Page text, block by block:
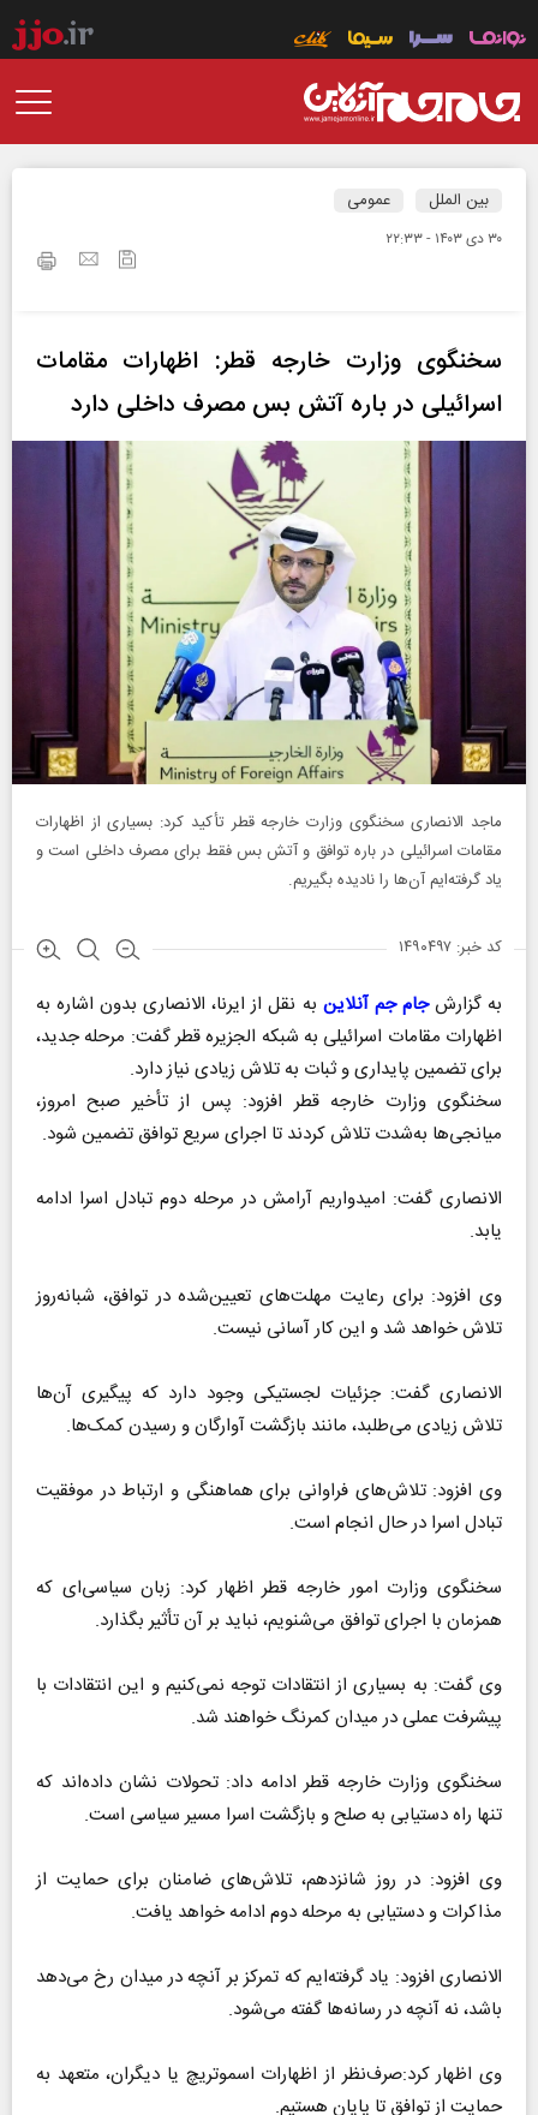
بین الملل عمومی
۳۰ دی ۱۴۰۳ - ۲۲:۳۳
سخنگوی وزارت خارجه قطر: اظهارات مقامات
اسرائیلی در باره آتش بس مصرف داخلی دارد
ماجد الانصاری سخنگوی وزارت خارجه قطر تأکید کرد: بسیاری از اظهارات
مقامات اسرائیلی در باره توافق و آتش بس فقط برای مصرف داخلی است و
یاد گرفته‌ایم آن‌ها را نادیده بگیریم.
کد خبر: ۱۴۹۰۴۹۷
به گزارشجام جم آنلاین به نقل از ایرنا، الانصاری بدون اشاره به
اظهارات مقامات اسرائیلی به شبکه الجزیره قطر گفت: مرحله جدید،
برای تضمین پایداری و ثبات به تلاش زیادی نیاز دارد.
سخنگوی وزارت خارجه قطر افزود: پس از تأخیر صبح امروز،
میانجی‌ها به‌شدت تلاش کردند تا اجرای سریع توافق تضمین شود.
الانصاری گفت: امیدواریم آرامش در مرحله دوم تبادل اسرا ادامه
یابد.
وی افزود: برای رعایت مهلت‌های تعیین‌شده در توافق، شبانه‌روز
تلاش خواهد شد و این کار آسانی نیست.
الانصاری گفت: جزئیات لجستیکی وجود دارد که پیگیری آن‌ها
تلاش زیادی می‌طلبد، مانند بازگشت آوارگان و رسیدن کمک‌ها.
وی افزود: تلاش‌های فراوانی برای هماهنگی و ارتباط در موفقیت
تبادل اسرا در حال انجام است.
سخنگوی وزارت امور خارجه قطر اظهار کرد: زبان سیاسی‌ای که
همزمان با اجرای توافق می‌شنویم، نباید بر آن تأثیر بگذارد.
وی گفت: به بسیاری از انتقادات توجه نمی‌کنیم و این انتقادات با
پیشرفت عملی در میدان کمرنگ خواهند شد.
سخنگوی وزارت خارجه قطر ادامه داد: تحولات نشان داده‌اند که
تنها راه دستیابی به صلح و بازگشت اسرا مسیر سیاسی است.
وی افزود: در روز شانزدهم، تلاش‌های ضامنان برای حمایت از
مذاکرات و دستیابی به مرحله دوم ادامه خواهد یافت.
الانصاری افزود: یاد گرفته‌ایم که تمرکز بر آنچه در میدان رخ می‌دهد
باشد، نه آنچه در رسانه‌ها گفته می‌شود.
وی اظهار کرد:صرف‌نظر از اظهارات اسموتریچ یا دیگران، متعهد به
حمایت از توافق تا پایان هستیم.